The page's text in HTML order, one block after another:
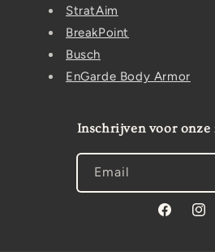
StratAim
BreakPoint
Busch
EnGarde Body Armor
Inschrijven voor
Email
Facebook